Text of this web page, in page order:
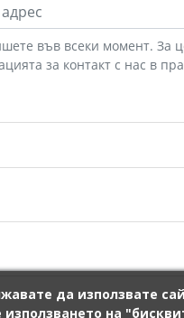
да използвате
на
във всеки момент. За
за контакт с нас в